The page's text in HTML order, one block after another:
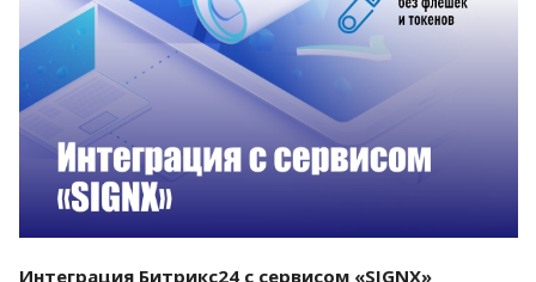
Смотреть проект
Интеграция Битрикс24 с сервисом «SIGNX»